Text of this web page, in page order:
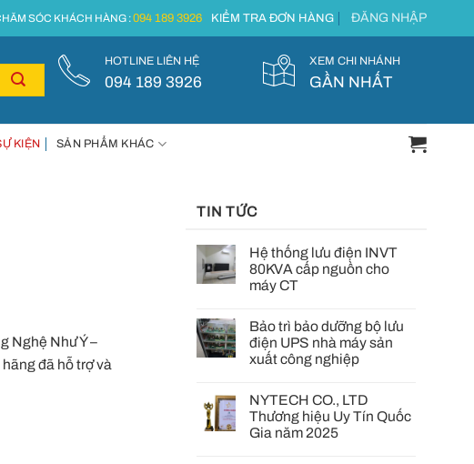
SÓC KHÁCH HÀNG :094 189 3926 KIỂM TRA ĐƠN HÀNG ĐĂNG NHẬP
HOTLINE LIÊN HỆ
094 189 3926
XEM CHI NHÁNH
GẦN NHẤT
KIỆN SẢN PHẨM KHÁC
Nghệ Như Ý –
đã hỗ trợ và
TIN TỨC
Hệ thống lưu điện INVT
80KVA cấp nguồn cho
máy CT
Bảo trì bảo dưỡng bộ lưu
điện UPS nhà máy sản
xuất công nghiệp
NYTECH CO., LTD
Thương hiệu Uy Tín Quốc
Gia năm 2025